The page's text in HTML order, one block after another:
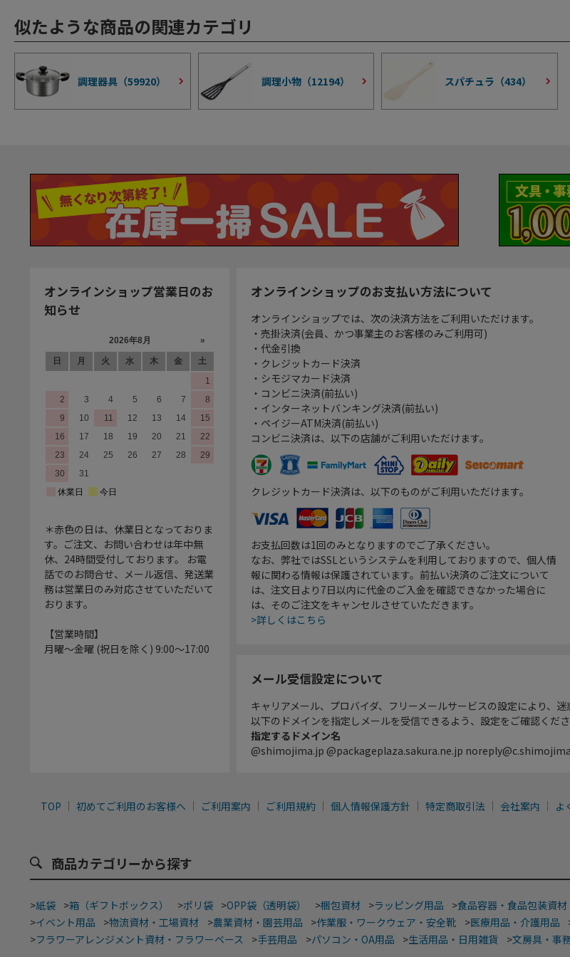
似たような商品の関連カテゴリ
調理器具（59920） 調理小物（12194） スパチュラ（434）
オンラインショップ営業日のお
知らせ
＊赤色の日は、休業日となっておりま
す。ご注文、お問い合わせは年中無
休、24時間受付しております。 お電
話でのお問合せ、メール返信、発送業
務は営業日のみ対応させていただいて
おります。
【営業時間】
月曜～金曜 (祝日を除く) 9:00～17:00
オンラインショップのお支払い方法について
オンラインショップでは、次の決済方法をご利用いただけます。
・売掛決済(会員、かつ事業主のお客様のみご利用可)
・代金引換
・クレジットカード決済
・シモジマカード決済
・コンビニ決済(前払い)
・インターネットバンキング決済(前払い)
・ペイジーATM決済(前払い)
コンビニ決済は、以下の店舗がご利用いただけます。
クレジットカード決済は、以下のものがご利用いただけます。
お支払回数は1回のみとなりますのでご了承ください。
なお、弊社ではSSLというシステムを利用しておりますので、個人情
報に関わる情報は保護されています。前払い決済のご注文について
は、注文日より7日以内に代金のご入金を確認できなかった場合に
は、そのご注文をキャンセルさせていただきます。
>詳しくはこちら
メール受信設定について
キャリアメール、プロバイダ、フリーメールサービスの設定により、
以下のドメインを指定しメールを受信できるよう、設定をご確認くださ
指定するドメイン名
@shimojima.jp @packageplaza.sakura.ne.jp
TOP 初めてご利用のお客様へ ご利用案内 ご利用規約 個人情報保護方針 特定商取引法 会社案内 よ
商品カテゴリーから探す
>紙袋 >箱（ギフトボックス） >ポリ袋 >OPP袋（透明袋） >梱包資材 >ラッピング用品 >食品容器・食品包装資材
>イベント用品 >物流資材・工場資材 >農業資材・園芸用品 >作業服・ワークウェア・安全靴 >医療用品・介護用品
>フラワーアレンジメント資材・フラワーベース >手芸用品 >パソコン・OA用品 >生活用品・日用雑貨 >文房具・事